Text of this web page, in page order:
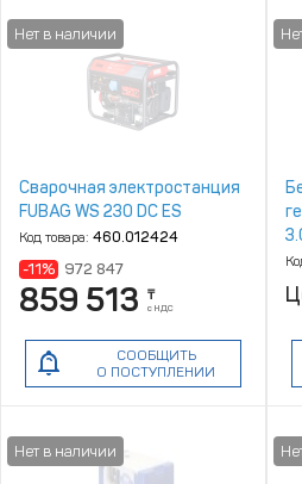
Сварочная электростанция
FUBAG WS 230 DC ES
Код товара: 460.012424
-11% 972 847
859 513 ₸
с НДС
СООБЩИТЬ
О ПОСТУПЛЕНИИ